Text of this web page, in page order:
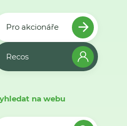
Pro akcionáře
Recos
na webu